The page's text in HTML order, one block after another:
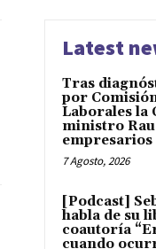
Latest
Tras
por
Laborales la
ministro Rau
empresarios
7 Agosto, 2026
[Podcast]
habla de su
coautoría
cuando